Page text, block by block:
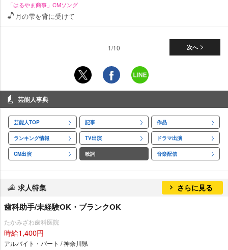
「はるやま商事」CMソング
月の雫を背に受けて
次へ
1/10
芸能人事典
芸能人TOP 記事 作品
ランキング情報 TV出演 ドラマ出演
CM出演 歌詞 音楽配信
求人特集 さらに見る
歯科助手/未経験OK・ブランクOK
たかみざわ歯科医院
時給1,400円
アルバイト・パート / 神奈川県